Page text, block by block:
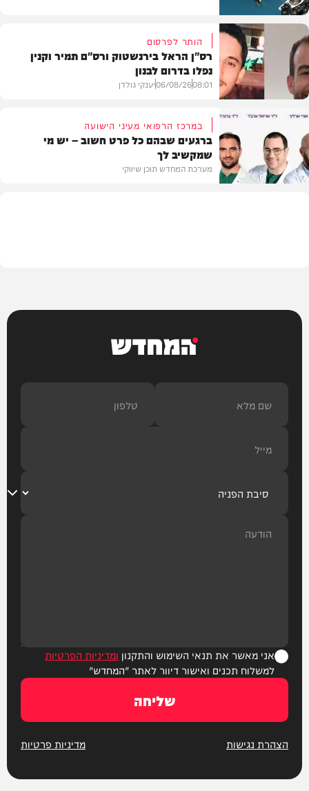
חדשות
חדשות
הותר לפרסום
רס"ן הראל בירנשטוק ורס"ם תמיר וקנין
נפלו בדרום לבנון
08:01
06/08/26יענקי גולדן
במרכז הרפואי מעיני הישועה
ברגעים שבהם כל פרט חשוב – יש מי
שמקשיב לך
מערכת המחדש תוכן שיווקי
המחדש
אני מאשר את תנאי השימוש והתקנון ומדיניות הפרטיות
למשלוח תכנים ואישור דיוור לאתר "המחדש"
שליחה
הצהרת נגישות מדיניות פרטיות